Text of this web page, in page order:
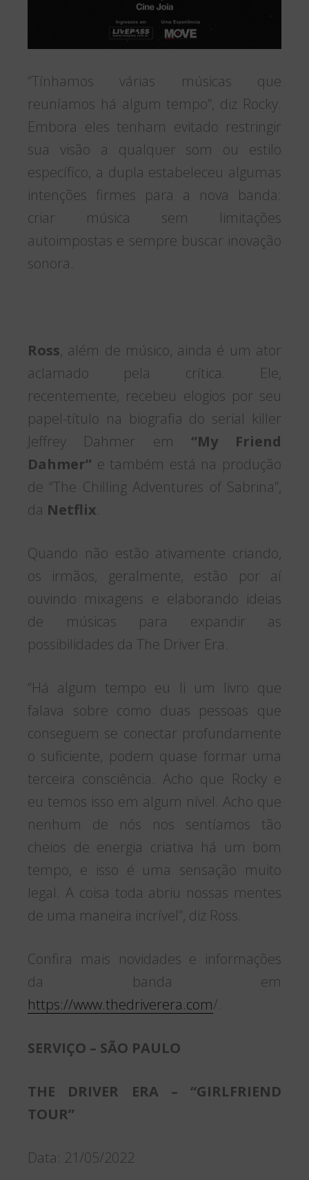
“Tínhamos várias músicas que
reuníamos há algum tempo”, diz Rocky.
Embora eles tenham evitado restringir
sua visão a qualquer som ou estilo
específico, a dupla estabeleceu algumas
intenções firmes para a nova banda:
criar música sem limitações
autoimpostas e sempre buscar inovação
sonora.
Ross, além de músico, ainda é um ator
aclamado pela crítica. Ele,
recentemente, recebeu elogios por seu
papel-título na biografia do serial killer
Jeffrey Dahmer em “My Friend
Dahmer” e também está na produção
de “The Chilling Adventures of Sabrina”,
da Netflix.
Quando não estão ativamente criando,
os irmãos, geralmente, estão por aí
ouvindo mixagens e elaborando ideias
de músicas para expandir as
possibilidades da The Driver Era.
“Há algum tempo eu li um livro que
falava sobre como duas pessoas que
conseguem se conectar profundamente
o suficiente, podem quase formar uma
terceira consciência. Acho que Rocky e
eu temos isso em algum nível. Acho que
nenhum de nós nos sentíamos tão
cheios de energia criativa há um bom
tempo, e isso é uma sensação muito
legal. A coisa toda abriu nossas mentes
de uma maneira incrível”, diz Ross.
Confira mais novidades e informações
da banda em
https://www.thedriverera.com/.
SERVIÇO – SÃO PAULO
THE DRIVER ERA – “GIRLFRIEND
TOUR”
Data: 21/05/2022